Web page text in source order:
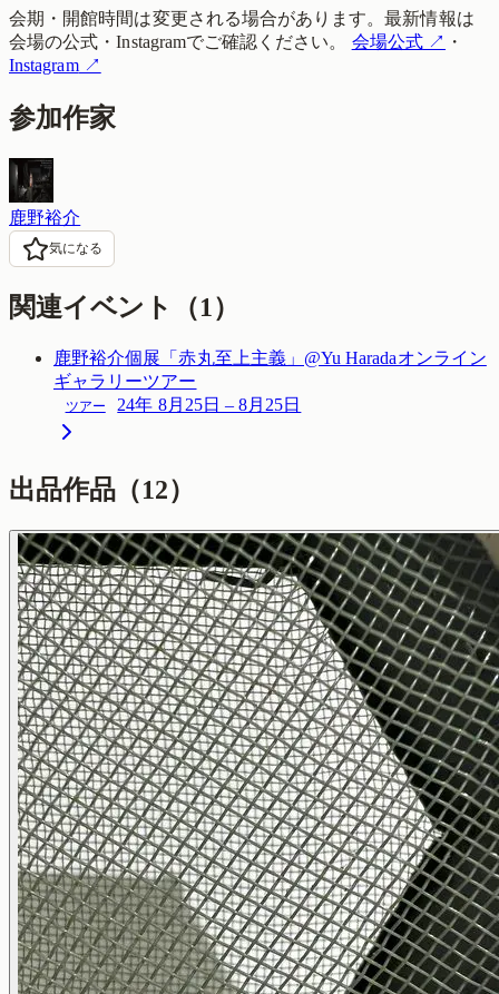
会期・開館時間は変更される場合があります。最新情報は
会場の公式・Instagramでご確認ください。
会場公式↗ ・
Instagram↗
参加作家
鹿野裕介
気になる
関連イベント（1）
鹿野裕介個展「赤丸至上主義」@Yu Haradaオンライン
ギャラリーツアー
ツアー 24年 8月25日 – 8月25日
出品作品（12）